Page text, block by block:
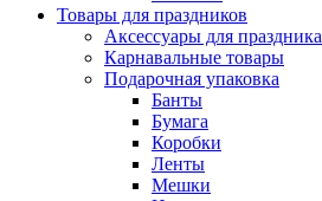
Товары для праздников
Аксессуары для праздника
Карнавальные товары
Подарочная упаковка
Банты
Бумага
Коробки
Ленты
Мешки